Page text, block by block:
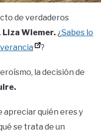
de verdaderos
Liza Wiemer. ¿Sabes lo
?
la decisión de
apreciar quién eres y
se trata de un